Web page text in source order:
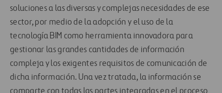
soluciones a las diversas y complejas necesidades de ese
sector, por medio de la adopción y el uso de la
tecnología BIM como herramienta innovadora para
gestionar las grandes cantidades de información
compleja y los exigentes requisitos de comunicación de
dicha información. Una vez tratada, la información se